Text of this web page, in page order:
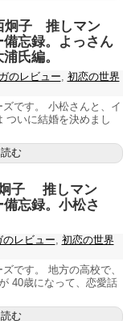
炯子 推しマン
忘録。よっさん
氏編。
のレビュー 初恋の世界
です。 小松さんと、イ
ついに結婚を決めまし
む
子 推しマン
忘録。小松さ
のレビュー 初恋の世界
です。 地方の高校で、
40歳になって、恋愛話
む